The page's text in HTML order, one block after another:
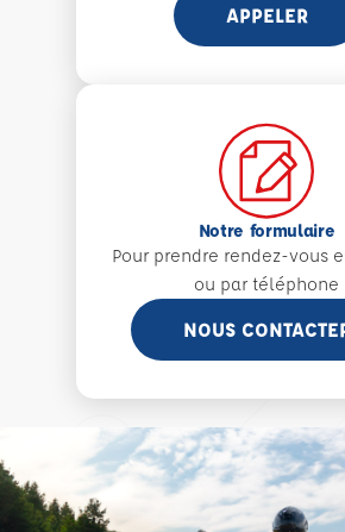
APPELER
Notre formulaire
Pour prendre rendez-vous
ou par téléphone
NOUS